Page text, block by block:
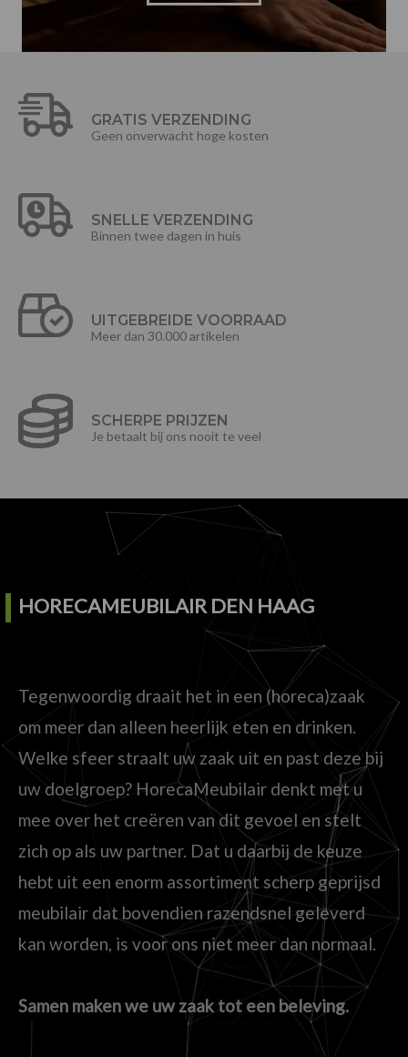
GRATIS VERZENDING
Geen onverwacht hoge kosten
SNELLE VERZENDING
Binnen twee dagen in huis
UITGEBREIDE VOORRAAD
Meer dan 30.000 artikelen
SCHERPE PRIJZEN
Je betaalt bij ons nooit te veel
HORECAMEUBILAIR DEN HAAG
Tegenwoordig draait het in een (horeca)zaak
om meer dan alleen heerlijk eten en drinken.
Welke sfeer straalt uw zaak uit en past deze bij
uw doelgroep? HorecaMeubilair denkt met u
mee over het creëren van dit gevoel en stelt
zich op als uw partner. Dat u daarbij de keuze
hebt uit een enorm assortiment scherp geprijsd
meubilair dat bovendien razendsnel geleverd
kan worden, is voor ons niet meer dan normaal.
Samen maken we uw zaak tot een beleving.